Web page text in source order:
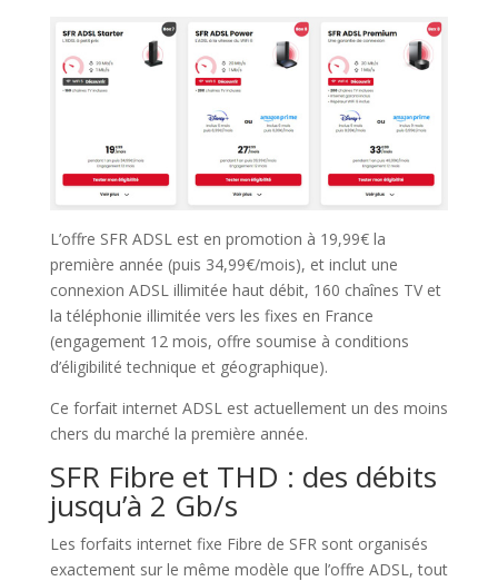
L’offre SFR ADSL est en promotion à 19,99€ la
première année (puis 34,99€/mois), et inclut une
connexion ADSL illimitée haut débit, 160 chaînes TV et
la téléphonie illimitée vers les fixes en France
(engagement 12 mois, offre soumise à conditions
d’éligibilité technique et géographique).
Ce forfait internet ADSL est actuellement un des moins
chers du marché la première année.
SFR Fibre et THD : des débits
jusqu’à 2 Gb/s
Les forfaits internet fixe Fibre de SFR sont organisés
exactement sur le même modèle que l’offre ADSL, tout